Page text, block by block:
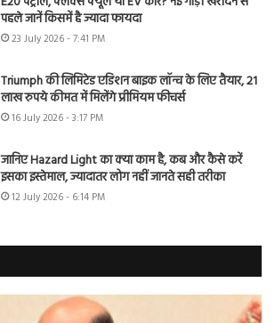
पहले जानें किसमें है ज्यादा फायदा
23 July 2026 - 7:41 PM
Triumph की लिमिटेड एडिशन बाइक लॉन्च के लिए तैयार, 21
लाख रुपये कीमत में मिलेंगे प्रीमियम फीचर्स
16 July 2026 - 3:17 PM
जानिए Hazard Light का क्या काम है, कब और कैसे करें
इसका इस्तेमाल, ज्यादातर लोग नहीं जानते सही तरीका
12 July 2026 - 6:14 PM